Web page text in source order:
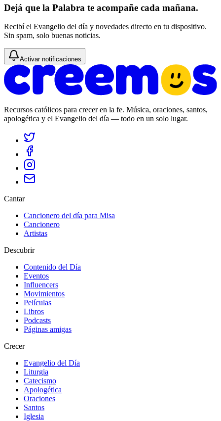
Dejá que la Palabra te acompañe cada mañana.
Recibí el Evangelio del día y novedades directo en tu dispositivo.
Sin spam, solo buenas noticias.
Activar notificaciones
Recursos católicos para crecer en la fe. Música, oraciones, santos,
apologética y el Evangelio del día — todo en un solo lugar.
Cantar
Cancionero del día para Misa
Cancionero
Artistas
Descubrir
Contenido del Día
Eventos
Influencers
Movimientos
Películas
Libros
Podcasts
Páginas amigas
Crecer
Evangelio del Día
Liturgia
Catecismo
Apologética
Oraciones
Santos
Iglesia